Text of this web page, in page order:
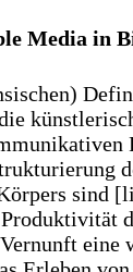
Media in
sind
eine